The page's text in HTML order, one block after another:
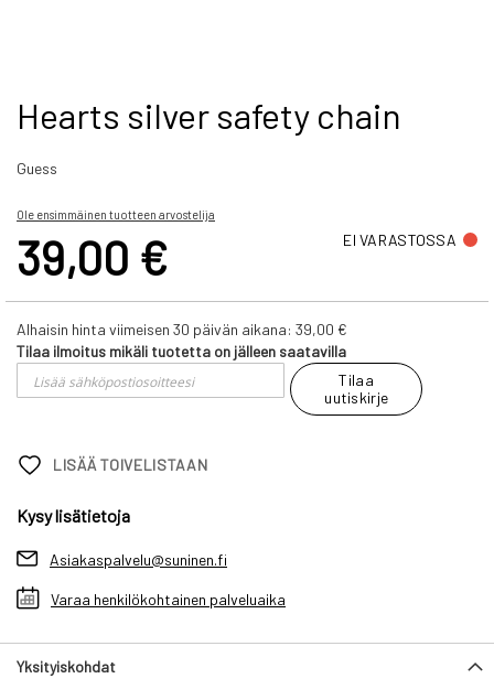
Skip
to
beginning
the
gallery
Hearts silver safety chain
Guess
Ole ensimmäinen tuotteen arvostelija
39,00 € EI VARASTOSSA
Alhaisin hinta viimeisen 30 päivän aikana: 39,00 €
Tilaa ilmoitus mikäli tuotetta on jälleen saatavilla
Tilaa
uutiskirje
LISÄÄ TOIVELISTAAN
Kysy lisätietoja
Asiakaspalvelu@suninen.fi
Varaa henkilökohtainen palveluaika
Yksityiskohdat